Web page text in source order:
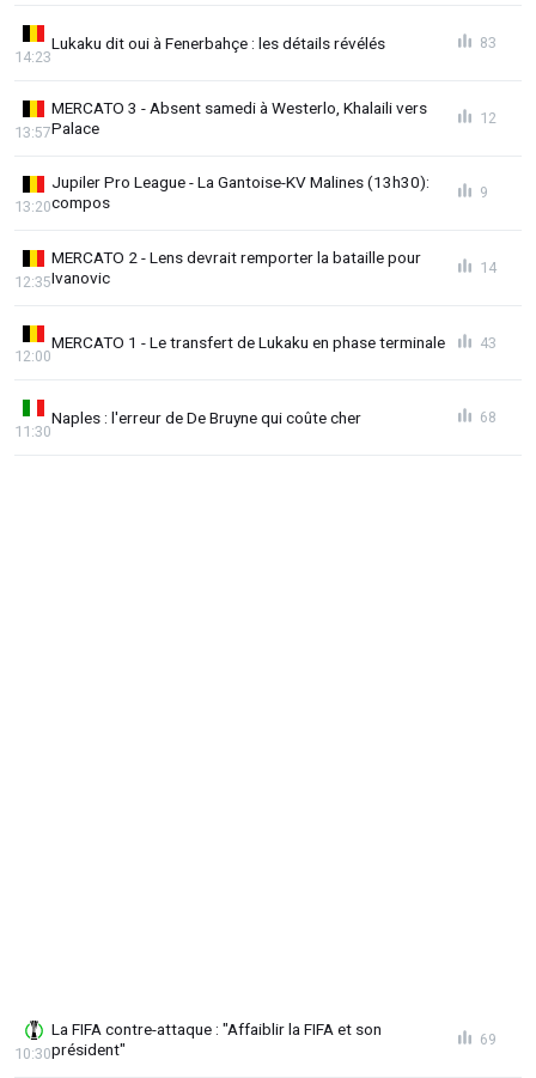
Lukaku dit oui à Fenerbahçe : les détails révélés
14:23
83
MERCATO 3 - Absent samedi à Westerlo, Khalaili vers
Palace
13:57
12
Jupiler Pro League - La Gantoise-KV Malines (13h30):
compos
13:20
9
MERCATO 2 - Lens devrait remporter la bataille pour
Ivanovic
12:35
14
MERCATO 1 - Le transfert de Lukaku en phase terminale
12:00
43
Naples : l'erreur de De Bruyne qui coûte cher
11:30
68
La FIFA contre-attaque : "Affaiblir la FIFA et son
président"
10:30
69